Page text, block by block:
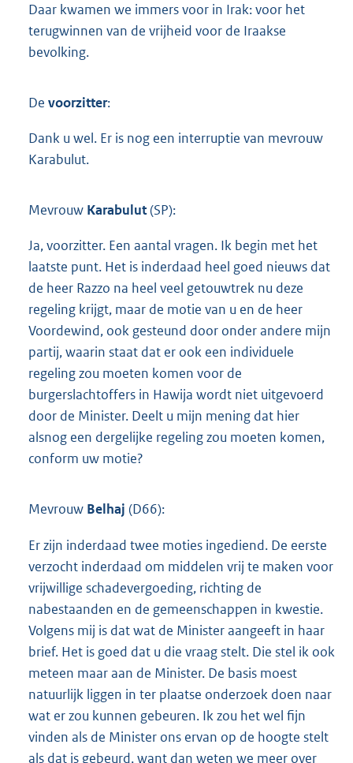
Daar kwamen we immers voor in Irak: voor het
terugwinnen van de vrijheid voor de Iraakse
bevolking.
De voorzitter:
Dank u wel. Er is nog een interruptie van mevrouw
Karabulut.
Mevrouw Karabulut(SP):
Ja, voorzitter. Een aantal vragen. Ik begin met het
laatste punt. Het is inderdaad heel goed nieuws dat
de heer Razzo na heel veel getouwtrek nu deze
regeling krijgt, maar de motie van u en de heer
Voordewind, ook gesteund door onder andere mijn
partij, waarin staat dat er ook een individuele
regeling zou moeten komen voor de
burgerslachtoffers in Hawija wordt niet uitgevoerd
door de Minister. Deelt u mijn mening dat hier
alsnog een dergelijke regeling zou moeten komen,
conform uw motie?
Mevrouw Belhaj (D66):
Er zijn inderdaad twee moties ingediend. De eerste
verzocht inderdaad om middelen vrij te maken voor
vrijwillige schadevergoeding, richting de
nabestaanden en de gemeenschappen in kwestie.
Volgens mij is dat wat de Minister aangeeft in haar
brief. Het is goed dat u die vraag stelt. Die stel ik ook
meteen maar aan de Minister. De basis moest
natuurlijk liggen in ter plaatse onderzoek doen naar
wat er zou kunnen gebeuren. Ik zou het wel fijn
vinden als de Minister ons ervan op de hoogte stelt
als dat is gebeurd, want dan weten we meer over